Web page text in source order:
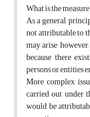
What is the
As a general
not attributable to
may arise
because there
persons or entities
More complex
carried out under
would be